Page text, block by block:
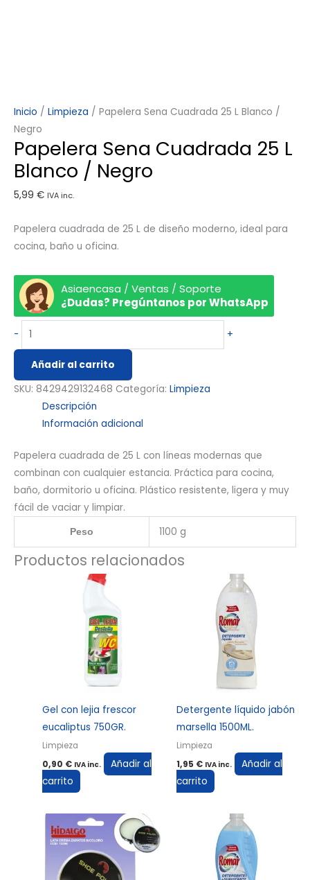
Inicio / Limpieza / Papelera Sena Cuadrada 25 L Blanco /
Negro
Papelera Sena Cuadrada 25 L
Blanco / Negro
5,99 € IVA inc.
Papelera cuadrada de 25 L de diseño moderno, ideal para
cocina, baño u oficina.
Asiaencasa / Ventas / Soporte
¿Dudas? Pregúntanos por WhatsApp
- +
Añadir al carrito
SKU: 8429429132468 Categoría: Limpieza
Descripción
Información adicional
Papelera cuadrada de 25 L con líneas modernas que
combinan con cualquier estancia. Práctica para cocina,
baño, dormitorio u oficina. Plástico resistente, ligera y muy
fácil de vaciar y limpiar.
Peso 1100 g
Productos relacionados
Gel con lejia frescor
eucaliptus 750GR.
Limpieza
0,90 € IVA inc.
Añadir al
carrito
Detergente líquido jabón
marsella 1500ML.
Limpieza
1,95 € IVA inc.
Añadir al
carrito